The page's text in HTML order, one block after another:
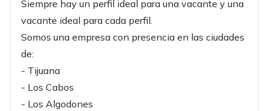
Siempre hay un perfil ideal para una vacante y una
vacante ideal para cada perfil.
Somos una empresa con presencia en las ciudades
de:
- Tijuana
- Los Cabos
- Los Algodones